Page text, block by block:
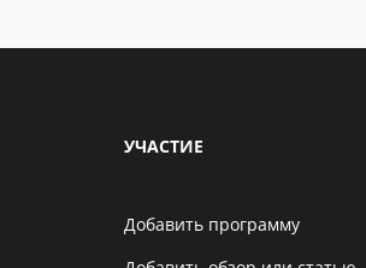
УЧАСТИЕ
Добавить программу